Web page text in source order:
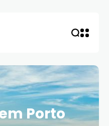
Porto